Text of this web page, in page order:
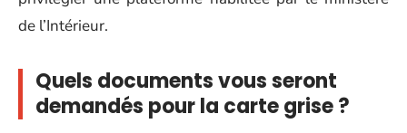
de l’Intérieur.
Quels documents vous seront
demandés pour la carte grise ?